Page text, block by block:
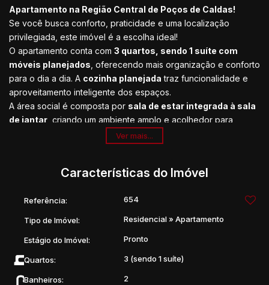
Apartamento na Região Central de Poços de Caldas!
Se você busca conforto, praticidade e uma localização
privilegiada, este imóvel é a escolha ideal!
O apartamento conta com 3 quartos, sendo 1 suíte com
móveis planejados , oferecendo mais organização e conforto
para o dia a dia. A cozinha planejada traz funcionalidade e
aproveitamento inteligente dos espaços.
A área social é composta por sala de estar integrada à sala
de jantar , criando um ambiente amplo e acolhedor para
receber familiares e amigos. O imóvel dispõe ainda de uma
varanda gourmet, perfeita para momentos de
🔹 3 quartos, sendo 1 suíte planejada
🔹 Sala de estar e jantar integradas
🔹 Varanda gourmet
🔹 Lavabo
📍 Localização privilegiada na região central de Poços de
Ver mais...
Características do Imóvel
Referência: 654
Tipo de Imóvel: Residencial» Apartamento
Estágio do Imóvel: Pronto
Quartos: 3 (sendo 1 suíte)
Banheiros: 2